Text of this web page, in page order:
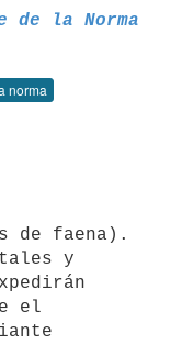
de la Norma
norma
y
el